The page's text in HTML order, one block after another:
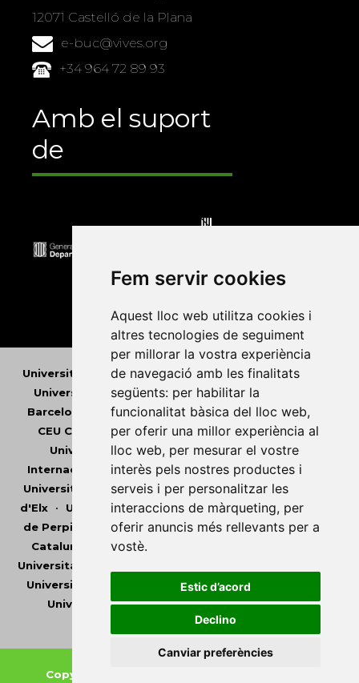
Fem servir cookies
Aquest lloc web utilitza cookies i
altres tecnologies de seguiment
per millorar la vostra experiència
de navegació amb les finalitats
següents: per habilitar la
funcionalitat bàsica del lloc web,
per oferir una millor experiència al
lloc web, per mesurar el vostre
interès pels nostres productes i
serveis i per personalitzar les
interaccions de màrqueting, per
oferir anuncis més rellevants per a
vostè.
Estic d’acord
Declino
Canviar preferències
12071 Castelló de la Plana
e-buc@vives.org
+34 964 72 89 93
Amb el suport
de
Universitat Abat Oliba CEU•Universitat d'Alacant
Universitat d'Andorra•Universitat Autònoma de
Barcelona
Universitat de Barcelona•Universitat
CEU Cardenal Herrera•Universitat de Girona •
Universitat de les Illes Balears• Universitat
Internacional de Catalunya•Universitat Jaume I
Universitat de Lleida• Universitat Miguel Hernández
d'Elx• Universitat Oberta de Catalunya•Universitat
de Perpinyà Via Domitia•Universitat Politècnica de
Catalunya
Universitat Politècnica de València
Universitat Pompeu Fabra
Universitat Rovira i Virgili
•Universitat de Sàsser
Universitat de València•Universitat de Vic -
Universitat Central de Catalunya
Copyright © 2026